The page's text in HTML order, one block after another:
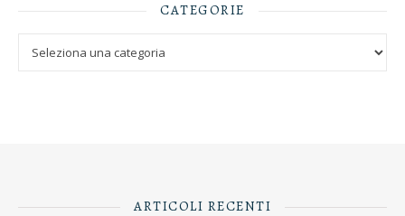
CATEGORIE
ARTICOLI RECENTI